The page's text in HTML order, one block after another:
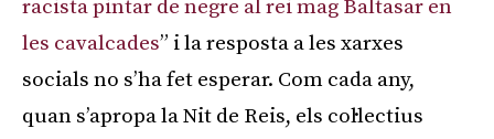
racista pintar de negre al rei mag Baltasar en
les cavalcades” i la resposta a les xarxes
socials no s’ha fet esperar. Com cada any,
quan s’apropa la Nit de Reis, els col·lectius